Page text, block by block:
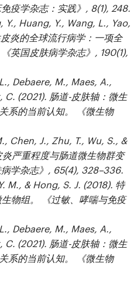
免疫学杂志：实践》, 8(1), 248.
Y., Huang, Y., Wang, L., Yao,
炎的全球流行病学：一项全
《英国皮肤病学杂志》, 190(1),
Debaere, M., Maes, A.,
(2021). 肠道-皮肤轴：微生
系的当前认知。
《微生物
Chen, J., Zhu, T., Wu, S., &
严重程度与肠道微生物群变
病学杂志》, 65(4), 328–336.
M., & Hong, S. J. (2018). 特
物组。
《过敏、哮喘与免疫
Debaere, M., Maes, A.,
(2021). 肠道-皮肤轴：微生
系的当前认知。
《微生物